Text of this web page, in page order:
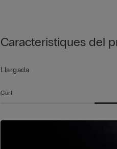
Caracteristiques del
Llargada
Curt